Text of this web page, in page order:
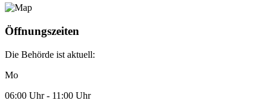
Öffnungszeiten
Die Behörde ist aktuell:
Mo
06:00 Uhr - 11:00 Uhr